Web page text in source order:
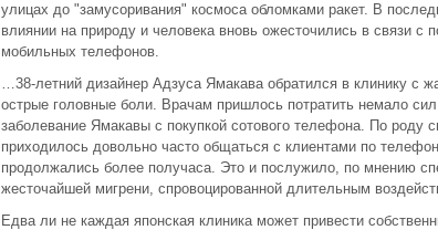
улицах до "замусоривания" космоса обломками ракет. В
влиянии на природу и человека вновь ожесточились в связи с
мобильных телефонов.
…38-летний дизайнер Адзуса Ямакава обратился в клинику с
острые головные боли. Врачам пришлось потратить немало
заболевание Ямакавы с покупкой сотового телефона. По роду
приходилось довольно часто общаться с клиентами по
продолжались более получаса. Это и послужило, по мнению
жесточайшей мигрени, спровоцированной длительным
Едва ли не каждая японская клиника может привести